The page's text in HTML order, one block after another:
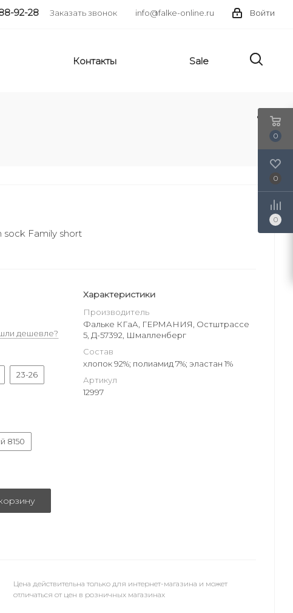
Войти
info@falke-online.ru
92-28 Заказать звонок
Контакты Sale
sock Family short
дешевле?
23-26
8150
Характеристики
Производитель
Фальке КГаА, ГЕРМАНИЯ, Остштрассе
5, Д-57392, Шмалленберг
Состав
хлопок 92%; полиамид 7%; эластан 1%
Артикул
12997
Цена действительна только для интернет-магазина и может
отличаться от цен в розничных магазинах
0
0
0